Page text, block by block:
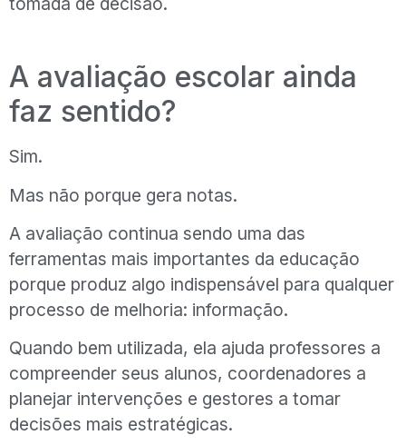
A avaliação escolar ainda
faz sentido?
Sim.
Mas não porque gera notas.
A avaliação continua sendo uma das
ferramentas mais importantes da educação
porque produz algo indispensável para qualquer
processo de melhoria: informação.
Quando bem utilizada, ela ajuda professores a
compreender seus alunos, coordenadores a
planejar intervenções e gestores a tomar
decisões mais estratégicas.